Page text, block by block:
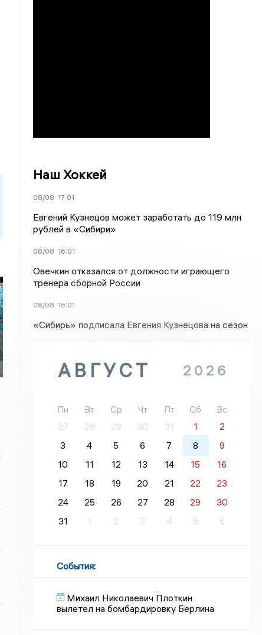
Наш Хоккей
08/08 17:01
Евгений Кузнецов может заработать до 119 млн
рублей в «Сибири»
08/08 16:01
Овечкин отказался от должности играющего
тренера сборной России
08/08 16:01
«Сибирь» подписала Евгения Кузнецова на сезон
АВГУСТ 2026
Пн Вт Ср Чт Пт Сб
Вс
27
28 29 30 31 1
2
3
4 5 6 7 8
9
10
11 12 13 14 15
16
17
18 19 20 21 22
23
24
25 26 27 28 29
30
31
1 2 3 4 5 6
События:
Михаил Николаевич Плоткин
вылетел на бомбардировку Берлина